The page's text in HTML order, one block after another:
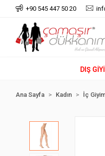
+90 545 447 50 20
DIŞ
Ana Sayfa Kadın İç